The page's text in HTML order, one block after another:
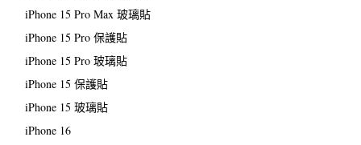
iPhone 15 Pro Max 玻璃貼
iPhone 15 Pro 保護貼
iPhone 15 Pro 玻璃貼
iPhone 15 保護貼
iPhone 15 玻璃貼
iPhone 16